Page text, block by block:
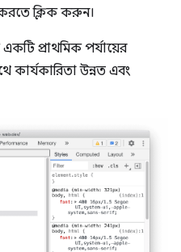
করতে ক্লিক করুন।
প্রাথমিক পর্যায়ের
কার্যকারিতা উন্নত এবং